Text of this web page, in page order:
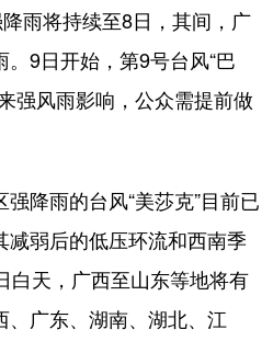
健康 军事
银龄 溯源中国
时尚 悦读
雨将持续至8日，其间，广
9日开始，第9号台风“巴
强风雨影响，公众需提前做
降雨的台风“美莎克”目前已
弱后的低压环流和西南季
白天，广西至山东等地将有
广东、湖南、湖北、江